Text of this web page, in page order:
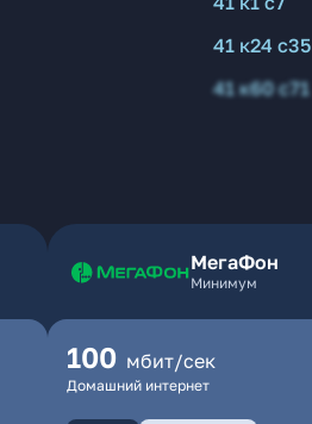
41 к24 с35
41 к60 с71
МегаФон
Минимум
100 мбит/сек
Домашний интернет